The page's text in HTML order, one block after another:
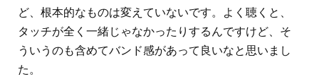
ど、根本的なものは変えていないです。よく聴くと、
タッチが全く一緒じゃなかったりするんですけど、そ
ういうのも含めてバンド感があって良いなと思いまし
た。